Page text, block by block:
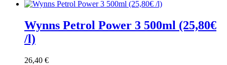
Wynns Petrol Power 3 500ml (25,80€
/l)
26,40 €